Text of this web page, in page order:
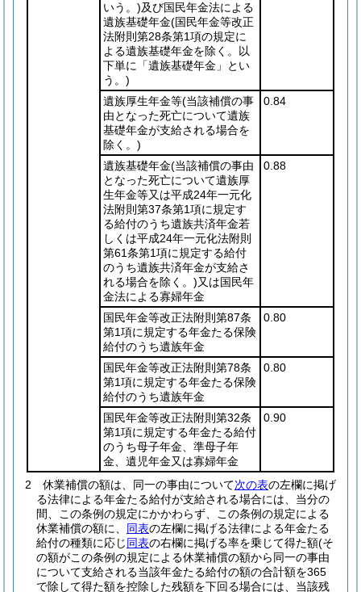
いう。)及び国民年金法による
遺族基礎年金(国民年金等改正
法附則第28条第1項の規定に
よる遺族基礎年金を除く。以
下単に「遺族基礎年金」とい
う。)
遺族厚生年金等(当該補償の事
由となった死亡について遺族
基礎年金が支給される場合を
除く。)
0.84
遺族基礎年金(当該補償の事由
となった死亡について遺族厚
生年金等又は平成24年一元化
法附則第37条第1項に規定す
る給付のうち遺族共済年金若
しくは平成24年一元化法附則
第61条第1項に規定する給付
のうち遺族共済年金が支給さ
れる場合を除く。)又は国民年
金法による寡婦年金
0.88
国民年金等改正法附則第87条
第1項に規定する年金たる保険
給付のうち遺族年金
0.80
国民年金等改正法附則第78条
第1項に規定する年金たる保険
給付のうち遺族年金
0.80
国民年金等改正法附則第32条
第1項に規定する年金たる給付
のうち母子年金、準母子年
金、遺児年金又は寡婦年金
0.90
2 休業補償の額は、同一の事由について次の表の左欄に掲げ
る法律による年金たる給付が支給される場合には、当分の
間、この条例の規定にかかわらず、この条例の規定による
休業補償の額に、 同表の左欄に掲げる法律による年金たる
給付の種類に応じ同表の右欄に掲げる率を乗じて得た額(そ
の額がこの条例の規定による休業補償の額から同一の事由
について支給される当該年金たる給付の額の合計額を365
で除して得た額を控除した残額を下回る場合には、当該残